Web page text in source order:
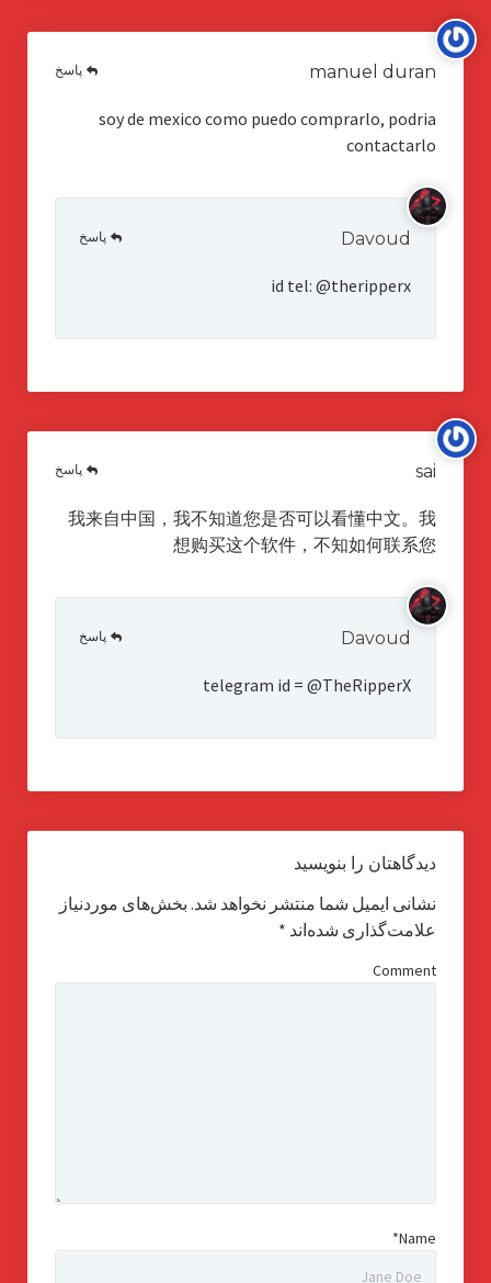
manuel duran
soy de mexico como puedo comprarlo, podria
contactarlo
پاسخ
Davoud
id tel: @theripperx
پاسخ
sai
我来自中国，我不知道您是否可以看懂中文。我
想购买这个软件，不知如何联系您
پاسخ
Davoud
telegram id = @TheRipperX
پاسخ
دیدگاهتان را بنویسید
نشانی ایمیل شما منتشر نخواهد شد. بخش‌های موردنیاز
علامت‌گذاری شده‌اند *
Comment
Name*